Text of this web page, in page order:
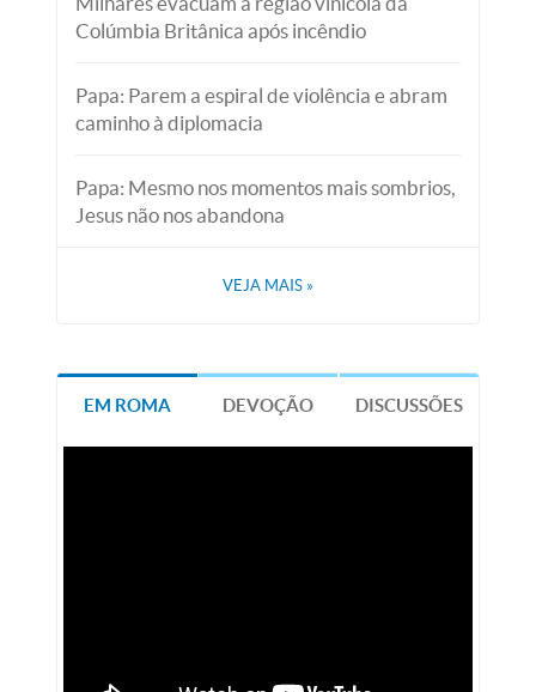
Colúmbia Britânica após incêndio
Papa: Parem a espiral de violência e abram
caminho à diplomacia
Papa: Mesmo nos momentos mais sombrios,
Jesus não nos abandona
VEJA MAIS »
EM ROMA DEVOÇÃO DISCUSSÕES